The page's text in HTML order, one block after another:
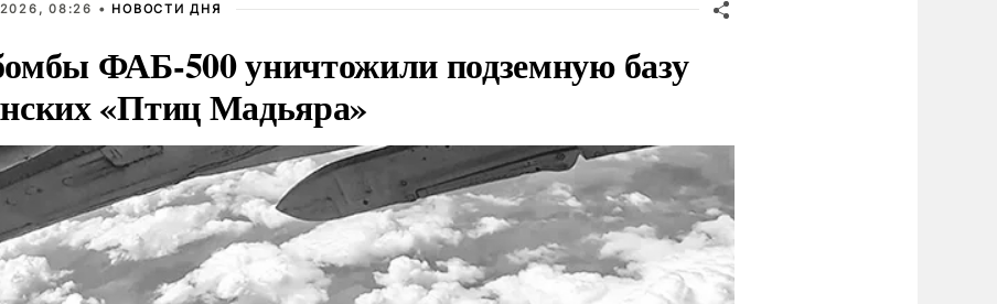
08:26 • НОВОСТИ ДНЯ
ФАБ-500 уничтожили подземную базу
«Птиц Мадьяра»